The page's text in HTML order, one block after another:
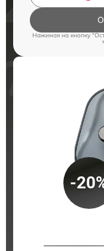
Нажимая на кнопку
-